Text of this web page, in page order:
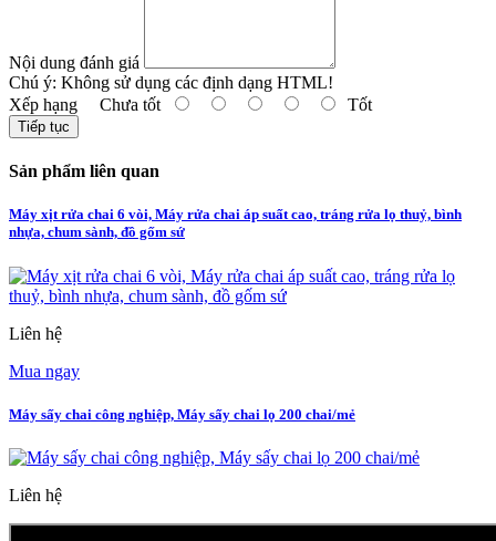
Nội dung đánh giá
Chú ý: Không sử dụng các định dạng HTML!
Xếp hạng Chưa tốt Tốt
Tiếp tục
Sản phẩm liên quan
Máy xịt rửa chai 6 vòi, Máy rửa chai áp suất cao, tráng rửa lọ thuỷ, bình
nhựa, chum sành, đồ gốm sứ
Liên hệ
Mua ngay
Máy sấy chai công nghiệp, Máy sấy chai lọ 200 chai/mẻ
Liên hệ